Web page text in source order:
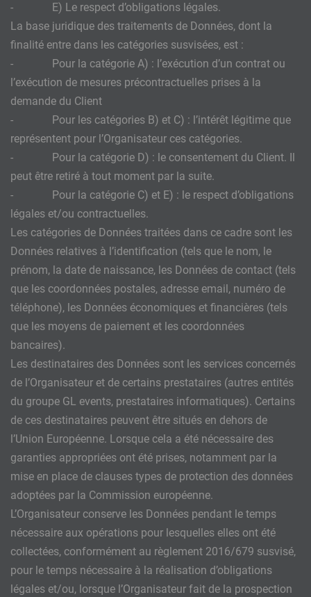
- E) Le respect d’obligations légales.
La base juridique des traitements de Données, dont la
finalité entre dans les catégories susvisées, est :
- Pour la catégorie A) : l’exécution d’un contrat ou
l’exécution de mesures précontractuelles prises à la
demande du Client
- Pour les catégories B) et C) : l’intérêt légitime que
représentent pour l’Organisateur ces catégories.
- Pour la catégorie D) : le consentement du Client. Il
peut être retiré à tout moment par la suite.
- Pour la catégorie C) et E) : le respect d’obligations
légales et/ou contractuelles.
Les catégories de Données traitées dans ce cadre sont les
Données relatives à l’identification (tels que le nom, le
prénom, la date de naissance, les Données de contact (tels
que les coordonnées postales, adresse email, numéro de
téléphone), les Données économiques et financières (tels
que les moyens de paiement et les coordonnées
bancaires).
Les destinataires des Données sont les services concernés
de l’Organisateur et de certains prestataires (autres entités
du groupe GL events, prestataires informatiques). Certains
de ces destinataires peuvent être situés en dehors de
l’Union Européenne. Lorsque cela a été nécessaire des
garanties appropriées ont été prises, notamment par la
mise en place de clauses types de protection des données
adoptées par la Commission européenne.
L’Organisateur conserve les Données pendant le temps
nécessaire aux opérations pour lesquelles elles ont été
collectées, conformément au règlement 2016/679 susvisé,
pour le temps nécessaire à la réalisation d’obligations
légales et/ou, lorsque l’Organisateur fait de la prospection